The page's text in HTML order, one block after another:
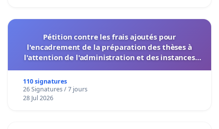
Pétition contre les frais ajoutés pour
l'encadrement de la préparation des thèses à
l'attention de l'administration et des instances
110 signatures
26 Signatures / 7 jours
28 Jul 2026